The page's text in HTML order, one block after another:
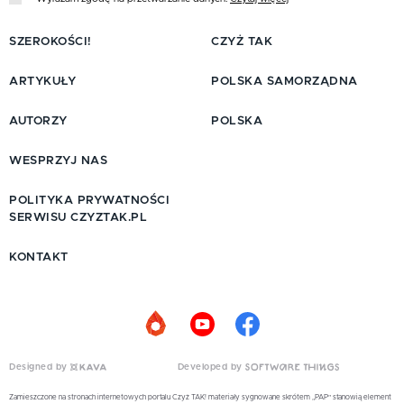
SZEROKOŚCI!
ARTYKUŁY
AUTORZY
CZYŻ TAK
POLSKA SAMORZĄDNA
POLSKA
WESPRZYJ NAS
POLITYKA PRYWATNOŚCI
SERWISU CZYZTAK.PL
KONTAKT
Designed by Developed by
Zamieszczone na stronach internetowych portalu Czyż TAK! materiały sygnowane skrótem „PAP” stanowią element